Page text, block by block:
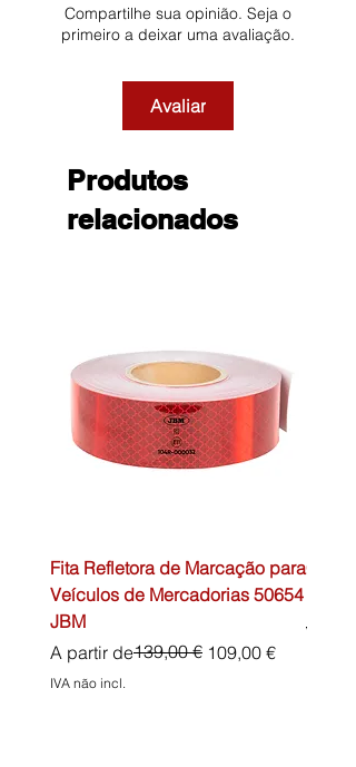
Compartilhe sua opinião. Seja o
primeiro a deixar uma avaliação.
Avaliar
Produtos
relacionados
Fita Refletora de Marcação para
Veículos de Mercadorias 50654
JBM
A partir de
Preço normal139,00 € 109,00 €
Preço promocional
IVA não incl.
Preço
45,00 €